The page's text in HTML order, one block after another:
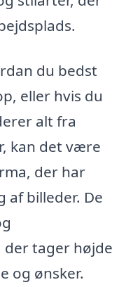
du bedst
eller hvis du
alt fra
kan det være
der har
billeder. De
tager højde
og ønsker.